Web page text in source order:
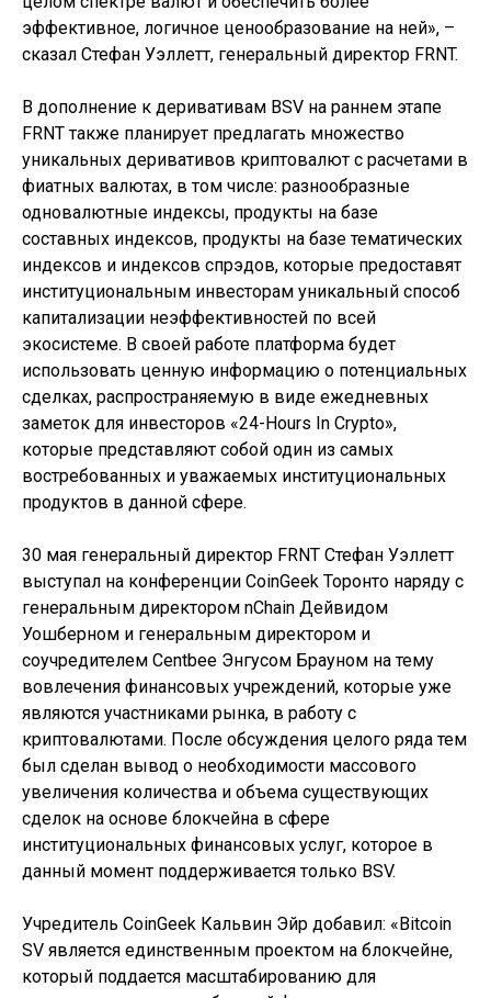
эффективное, логичное ценообразование на ней», –
сказал Стефан Уэллетт, генеральный директор FRNT.
В дополнение к деривативам BSV на раннем этапе
FRNT также планирует предлагать множество
уникальных деривативов криптовалют с расчетами в
фиатных валютах, в том числе: разнообразные
одновалютные индексы, продукты на базе
составных индексов, продукты на базе тематических
индексов и индексов спрэдов, которые предоставят
институциональным инвесторам уникальный способ
капитализации неэффективностей по всей
экосистеме. В своей работе платформа будет
использовать ценную информацию о потенциальных
сделках, распространяемую в виде ежедневных
заметок для инвесторов «24-Hours In Crypto»,
которые представляют собой один из самых
востребованных и уважаемых институциональных
продуктов в данной сфере.
30 мая генеральный директор FRNT Стефан Уэллетт
выступал на конференции CoinGeek Торонто наряду с
генеральным директором nChain Дейвидом
Уошберном и генеральным директором и
соучредителем Centbee Энгусом Брауном на тему
вовлечения финансовых учреждений, которые уже
являются участниками рынка, в работу с
криптовалютами. После обсуждения целого ряда тем
был сделан вывод о необходимости массового
увеличения количества и объема существующих
сделок на основе блокчейна в сфере
институциональных финансовых услуг, которое в
данный момент поддерживается только BSV.
Учредитель CoinGeek Кальвин Эйр добавил: «Bitcoin
SV является единственным проектом на блокчейне,
который поддается масштабированию для